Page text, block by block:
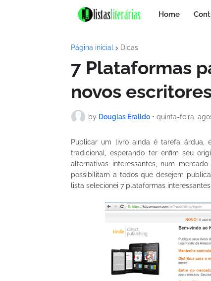
Home
Página inicial Dicas
7 Plataformas
novos
by Douglas Eralldo • quinta-feira,
Publicar um livro ainda é tarefa árdua,
tradicional, esperando ter enfim seu
alternativas interessantes, num
possibilitam a todos que desejem
lista selecionei 7 plataformas